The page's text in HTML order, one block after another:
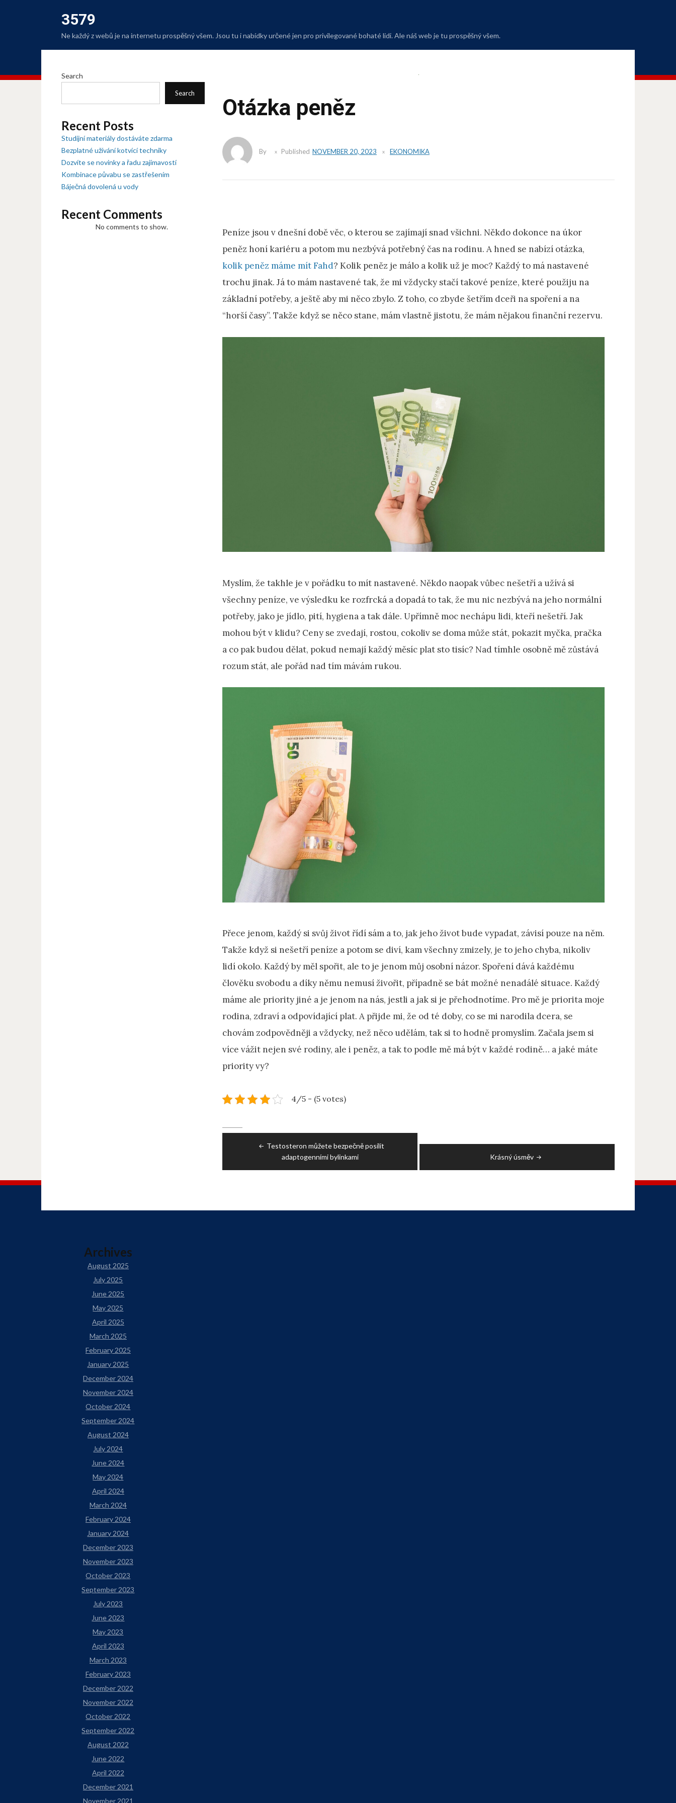
3579
Ne každý z webů je na internetu prospěšný všem. Jsou tu i nabídky určené jen pro privilegované bohaté lidi. Ale náš web je tu prospěšný všem.
Otázka peněz
By Published NOVEMBER 20, 2023 EKONOMIKA
Peníze jsou v dnešní době věc, o kterou se zajímají snad všichni. Někdo dokonce na úkor
peněz honí kariéru a potom mu nezbývá potřebný čas na rodinu. A hned se nabízí otázka,
kolik peněz máme mít Fahd? Kolik peněz je málo a kolik už je moc? Každý to má nastavené
trochu jinak. Já to mám nastavené tak, že mi vždycky stačí takové peníze, které použiju na
základní potřeby, a ještě aby mi něco zbylo. Z toho, co zbyde šetřím dceři na spoření a na
“horší časy”. Takže když se něco stane, mám vlastně jistotu, že mám nějakou finanční rezervu.
Myslím, že takhle je v pořádku to mít nastavené. Někdo naopak vůbec nešetří a užívá si
všechny peníze, ve výsledku ke rozfrcká a dopadá to tak, že mu nic nezbývá na jeho normální
potřeby, jako je jídlo, pití, hygiena a tak dále. Upřímně moc nechápu lidi, kteří nešetří. Jak
mohou být v klidu? Ceny se zvedají, rostou, cokoliv se doma může stát, pokazit myčka, pračka
a co pak budou dělat, pokud nemají každý měsíc plat sto tisíc? Nad tímhle osobně mě zůstává
rozum stát, ale pořád nad tím mávám rukou.
Přece jenom, každý si svůj život řídí sám a to, jak jeho život bude vypadat, závisí pouze na něm.
Takže když si nešetří peníze a potom se diví, kam všechny zmizely, je to jeho chyba, nikoliv
lidí okolo. Každý by měl spořit, ale to je jenom můj osobní názor. Spoření dává každému
člověku svobodu a díky němu nemusí živořit, případně se bát možné nenadálé situace. Každý
máme ale priority jiné a je jenom na nás, jestli a jak si je přehodnotíme. Pro mě je priorita moje
rodina, zdraví a odpovídající plat. A přijde mi, že od té doby, co se mi narodila dcera, se
chovám zodpovědněji a vždycky, než něco udělám, tak si to hodně promyslím. Začala jsem si
více vážit nejen své rodiny, ale i peněz, a tak to podle mě má být v každé rodině… a jaké máte
priority vy?
4/5 - (5 votes)
navigationTestosteron můžete bezpečně posílit
adaptogenními bylinkami
Krásný úsměv
Search
Search
Recent Posts
Studijní materiály dostáváte zdarma
Bezplatné užívání kotvící techniky
Dozvíte se novinky a řadu zajímavostí
Kombinace půvabu se zastřešením
Báječná dovolená u vody
Recent Comments
No comments to show.
Archives
August 2025
July 2025
June 2025
May 2025
April 2025
March 2025
February 2025
January 2025
December 2024
November 2024
October 2024
September 2024
August 2024
July 2024
June 2024
May 2024
April 2024
March 2024
February 2024
January 2024
December 2023
November 2023
October 2023
September 2023
July 2023
June 2023
May 2023
April 2023
March 2023
February 2023
December 2022
November 2022
October 2022
September 2022
August 2022
June 2022
April 2022
December 2021
November 2021